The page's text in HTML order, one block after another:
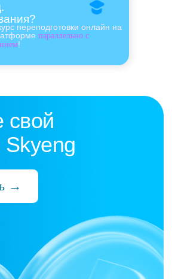
переподготовки онлайн на
параллельно с
!
10 000+
материалы, онлайн-
заданий,
никакой бюрократии
скрытых
сюрпризов
и его